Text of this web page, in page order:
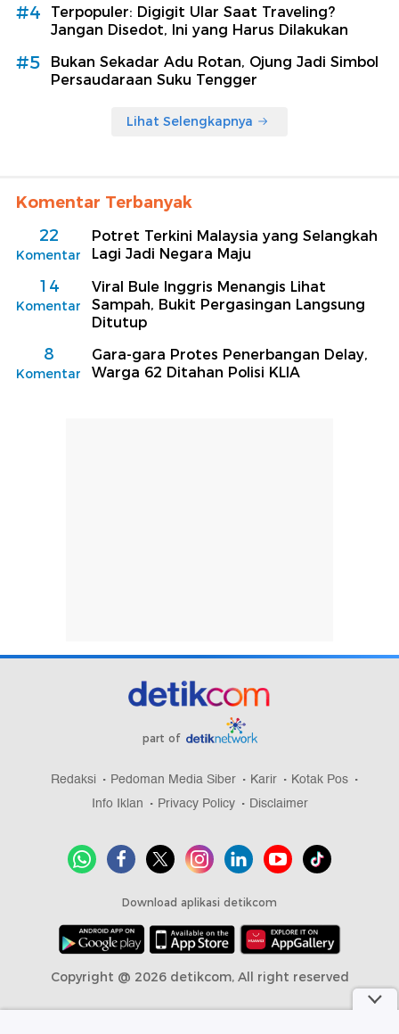
#4
Terpopuler: Digigit Ular Saat Traveling?
Jangan Disedot, Ini yang Harus Dilakukan
#5
Bukan Sekadar Adu Rotan, Ojung Jadi Simbol
Persaudaraan Suku Tengger
Lihat Selengkapnya
Komentar Terbanyak
22
Komentar
Potret Terkini Malaysia yang Selangkah
Lagi Jadi Negara Maju
14
Komentar
Viral Bule Inggris Menangis Lihat
Sampah, Bukit Pergasingan Langsung
Ditutup
8
Komentar
Gara-gara Protes Penerbangan Delay,
Warga 62 Ditahan Polisi KLIA
part of
Redaksi Pedoman Media Siber Karir
Kotak Pos
Info Iklan
Privacy Policy Disclaimer
Download aplikasi detikcom
Copyright @ 2026 detikcom, All right reserved